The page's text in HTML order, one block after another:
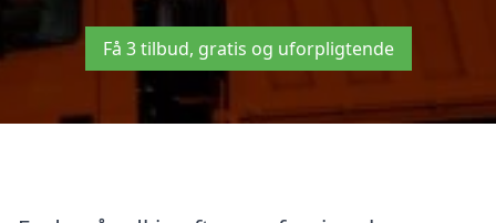
Få 3 tilbud, gratis og uforpligtende